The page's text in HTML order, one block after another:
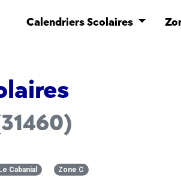
Calendriers Scolaires
Le Cabanial Zone C